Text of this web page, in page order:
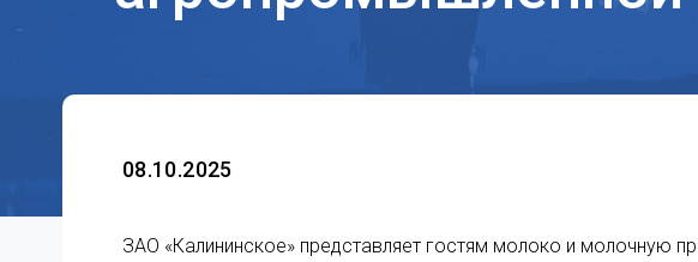
08.10.2025
ЗАО «Калининское» представляет гостям молоко и молочную